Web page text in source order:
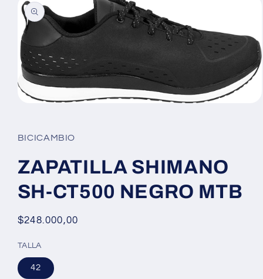
a la
información
del producto
1
en
ventana
modal
BICICAMBIO
ZAPATILLA SHIMANO
SH-CT500 NEGRO MTB
Precio
$248.000,00
TALLA
42